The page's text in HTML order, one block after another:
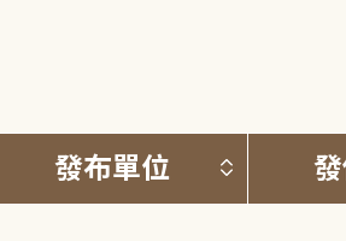
題排序 (升降冪)
發布單位 按發布單